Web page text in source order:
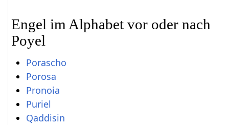
Engel im Alphabet vor oder nach
Poyel
Porascho
Porosa
Pronoia
Puriel
Qaddisin